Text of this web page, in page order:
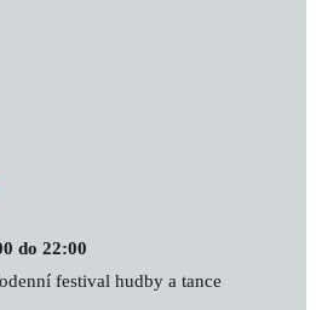
do 22:00
festival hudby a tance